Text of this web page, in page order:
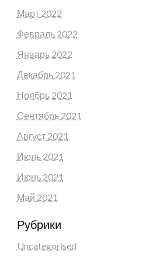
Март 2022
Февраль 2022
Январь 2022
Декабрь 2021
Ноябрь 2021
Сентябрь 2021
Август 2021
Июль 2021
Июнь 2021
Май 2021
Рубрики
Uncategorised